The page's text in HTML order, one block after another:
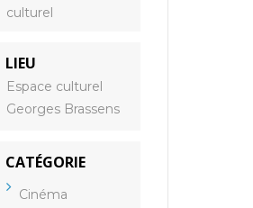
culturel
LIEU
Espace culturel
Georges Brassens
CATÉGORIE
Cinéma